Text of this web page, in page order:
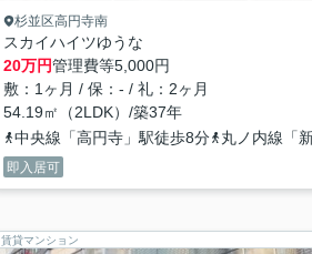
杉並区高円寺南
スカイハイツゆうな
20万円管理費等5,000円
敷：1ヶ月 / 保：- / 礼：2ヶ月
54.19㎡（2LDK）/築37年
中央線「高円寺」駅徒歩8分
丸ノ内線「新高円寺」駅徒
即入居可
賃貸マンション